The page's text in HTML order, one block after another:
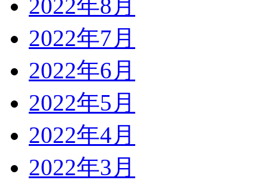
2022年8月
2022年7月
2022年6月
2022年5月
2022年4月
2022年3月